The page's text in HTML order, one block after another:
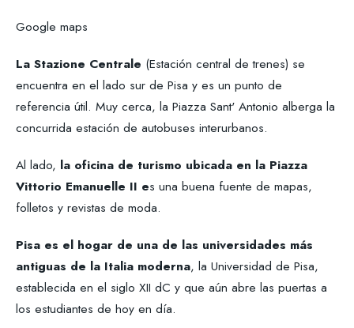
Google maps
La Stazione Centrale (Estación central de trenes) se
encuentra en el lado sur de Pisa y es un punto de
referencia útil. Muy cerca, la Piazza Sant' Antonio alberga la
concurrida estación de autobuses interurbanos.
Al lado, la oficina de turismo ubicada en la Piazza
Vittorio Emanuelle II es una buena fuente de mapas,
folletos y revistas de moda.
Pisa es el hogar de una de las universidades más
antiguas de la Italia moderna, la Universidad de Pisa,
establecida en el siglo XII dC y que aún abre las puertas a
los estudiantes de hoy en día.